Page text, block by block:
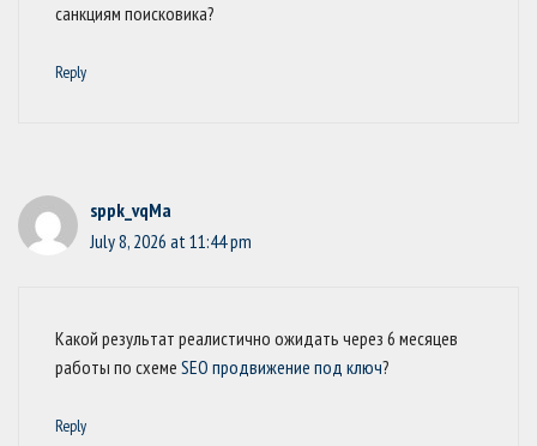
санкциям поисковика?
Reply
sppk_vqMa
July 8, 2026 at 11:44 pm
Какой результат реалистично ожидать через 6 месяцев
работы по схеме SEO продвижение под ключ?
Reply